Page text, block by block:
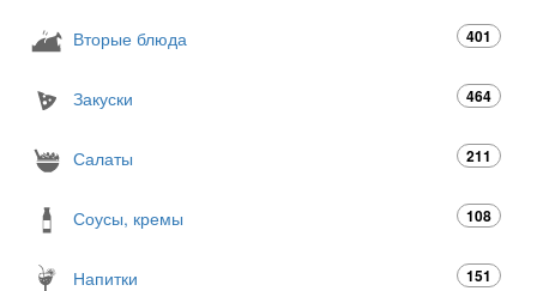
Вторые блюда 401
Закуски 464
Салаты 211
Соусы, кремы 108
Напитки 151